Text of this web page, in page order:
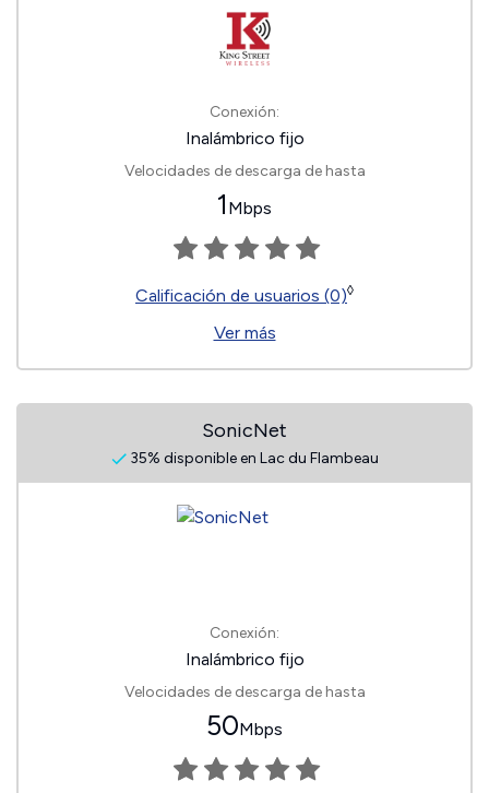
Conexión:
Inalámbrico fijo
Velocidades de descarga de hasta
1 Mbps
Calificación de usuarios (0)◊
Ver más
SonicNet
35% disponible en Lac du Flambeau
Conexión:
Inalámbrico fijo
Velocidades de descarga de hasta
50Mbps